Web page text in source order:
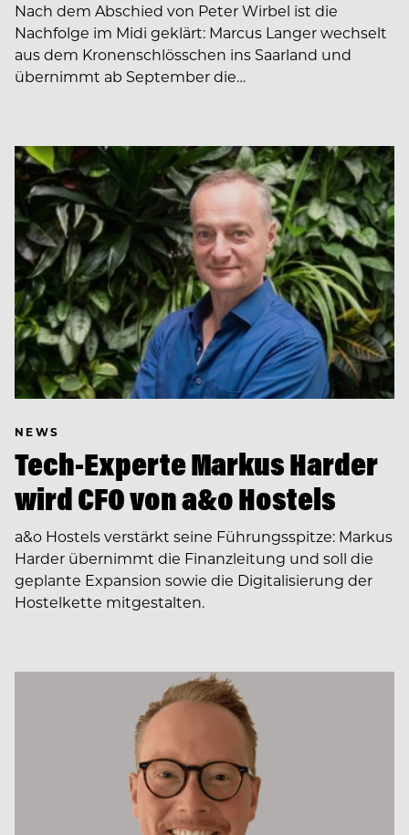
Nach dem Abschied von Peter Wirbel ist die
Nachfolge im Midi geklärt: Marcus Langer wechselt
aus dem Kronenschlösschen ins Saarland und
übernimmt ab September die…
NEWS
Tech-Experte Markus Harder
wird CFO von a&o Hostels
a&o Hostels verstärkt seine Führungsspitze: Markus
Harder übernimmt die Finanzleitung und soll die
geplante Expansion sowie die Digitalisierung der
Hostelkette mitgestalten.